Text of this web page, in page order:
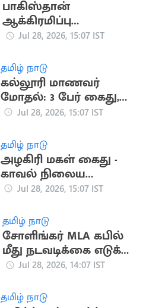
பாகிஸ்தான்
ஆக்கிரமிப்பு
காஷ்மீரில் துப்பாக்கி
Jul 28, 2026, 15:07 IST
தமிழ் நாடு
கல்லூரி மாணவர்
மோதல்: 3 பேர் கைது,
போலீசார் விசாரணை
Jul 28, 2026, 15:07 IST
தமிழ் நாடு
அழகிரி மகள் கைது -
காவல் நிலைய
பிணையில் விடுவிப்பு
Jul 28, 2026, 15:07 IST
தமிழ் நாடு
சோளிங்கர் MLA கபில்
மீது நடவடிக்கை எடுக்க
வேண்டும்.. திமுக Ex
Jul 28, 2026, 14:07 IST
தமிழ் நாடு